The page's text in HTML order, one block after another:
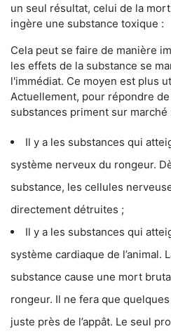
un seul résultat, celui de la
ingère une substance toxique :
Cela peut se faire de manière
les effets de la substance se
l'immédiat. Ce moyen est plus
Actuellement, pour répondre
substances priment sur marché
Il y a les substances qui
système nerveux du rongeur.
substance, les cellules
directement détruites ;
Il y a les substances qui
système cardiaque de l’animal.
substance cause une mort
rongeur. Il ne fera que
juste près de l’appât. Le seul